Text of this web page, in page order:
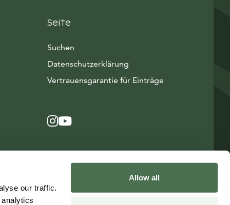
our traffic.
Allow all
Seite
Suchen
Datenschutzerklärung
Vertrauensgarantie für Einträge
Instagram
Avautuu uuteen ikkunaan
YouTube
Avautuu uuteen ikkunaan